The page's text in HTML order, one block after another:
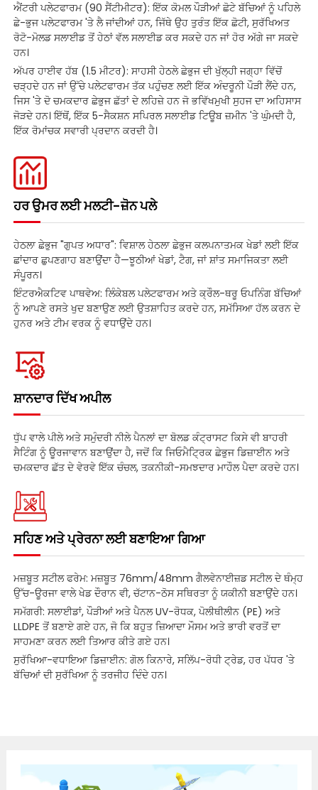
ਐਂਟਰੀ ਪਲੇਟਫਾਰਮ (90 ਸੈਂਟੀਮੀਟਰ): ਇੱਕ ਕੋਮਲ ਪੌੜੀਆਂ ਛੋਟੇ ਬੱਚਿਆਂ ਨੂੰ ਪਹਿਲੇ
ਛੇ-ਭੁਜ ਪਲੇਟਫਾਰਮ 'ਤੇ ਲੈ ਜਾਂਦੀਆਂ ਹਨ, ਜਿੱਥੇ ਉਹ ਤੁਰੰਤ ਇੱਕ ਛੋਟੀ, ਸੁਰੱਖਿਅਤ
ਰੋਟੋ-ਮੋਲਡ ਸਲਾਈਡ ਤੋਂ ਹੇਠਾਂ ਵੱਲ ਸਲਾਈਡ ਕਰ ਸਕਦੇ ਹਨ ਜਾਂ ਹੋਰ ਅੱਗੇ ਜਾ ਸਕਦੇ
ਹਨ।
ਅੱਪਰ ਹਾਈਵ ਹੱਬ (1.5 ਮੀਟਰ): ਸਾਹਸੀ ਹੇਠਲੇ ਛੇਭੁਜ ਦੀ ਖੁੱਲ੍ਹੀ ਜਗ੍ਹਾ ਵਿੱਚੋਂ
ਚੜ੍ਹਦੇ ਹਨ ਜਾਂ ਉੱਚੇ ਪਲੇਟਫਾਰਮ ਤੱਕ ਪਹੁੰਚਣ ਲਈ ਇੱਕ ਅੰਦਰੂਨੀ ਪੌੜੀ ਲੈਂਦੇ ਹਨ,
ਜਿਸ 'ਤੇ ਦੋ ਚਮਕਦਾਰ ਛੇਭੁਜ ਛੱਤਾਂ ਦੇ ਲਹਿਜ਼ੇ ਹਨ ਜੋ ਭਵਿੱਖਮੁਖੀ ਸੁਹਜ ਦਾ ਅਹਿਸਾਸ
ਜੋੜਦੇ ਹਨ। ਇੱਥੋਂ, ਇੱਕ 5-ਸੈਕਸ਼ਨ ਸਪਿਰਲ ਸਲਾਈਡ ਟਿਊਬ ਜ਼ਮੀਨ 'ਤੇ ਘੁੰਮਦੀ ਹੈ,
ਇੱਕ ਰੋਮਾਂਚਕ ਸਵਾਰੀ ਪ੍ਰਦਾਨ ਕਰਦੀ ਹੈ।
ਹਰ ਉਮਰ ਲਈ ਮਲਟੀ-ਜ਼ੋਨ ਪਲੇ
ਹੇਠਲਾ ਛੇਭੁਜ "ਗੁਪਤ ਅਧਾਰ": ਵਿਸ਼ਾਲ ਹੇਠਲਾ ਛੇਭੁਜ ਕਲਪਨਾਤਮਕ ਖੇਡਾਂ ਲਈ ਇੱਕ
ਛਾਂਦਾਰ ਛੁਪਣਗਾਹ ਬਣਾਉਂਦਾ ਹੈ—ਝੂਠੀਆਂ ਖੇਡਾਂ, ਟੈਗ, ਜਾਂ ਸ਼ਾਂਤ ਸਮਾਜਿਕਤਾ ਲਈ
ਸੰਪੂਰਨ।
ਇੰਟਰਐਕਟਿਵ ਪਾਥਵੇਅ: ਲਿੰਕੇਬਲ ਪਲੇਟਫਾਰਮ ਅਤੇ ਕ੍ਰੌਲ-ਥਰੂ ਓਪਨਿੰਗ ਬੱਚਿਆਂ
ਨੂੰ ਆਪਣੇ ਰਸਤੇ ਖੁਦ ਬਣਾਉਣ ਲਈ ਉਤਸ਼ਾਹਿਤ ਕਰਦੇ ਹਨ, ਸਮੱਸਿਆ ਹੱਲ ਕਰਨ ਦੇ
ਹੁਨਰ ਅਤੇ ਟੀਮ ਵਰਕ ਨੂੰ ਵਧਾਉਂਦੇ ਹਨ।
ਸ਼ਾਨਦਾਰ ਦਿੱਖ ਅਪੀਲ
ਧੁੱਪ ਵਾਲੇ ਪੀਲੇ ਅਤੇ ਸਮੁੰਦਰੀ ਨੀਲੇ ਪੈਨਲਾਂ ਦਾ ਬੋਲਡ ਕੰਟ੍ਰਾਸਟ ਕਿਸੇ ਵੀ ਬਾਹਰੀ
ਸੈਟਿੰਗ ਨੂੰ ਊਰਜਾਵਾਨ ਬਣਾਉਂਦਾ ਹੈ, ਜਦੋਂ ਕਿ ਜਿਓਮੈਟ੍ਰਿਕ ਛੇਭੁਜ ਡਿਜ਼ਾਈਨ ਅਤੇ
ਚਮਕਦਾਰ ਛੱਤ ਦੇ ਵੇਰਵੇ ਇੱਕ ਚੰਚਲ, ਤਕਨੀਕੀ-ਸਮਝਦਾਰ ਮਾਹੌਲ ਪੈਦਾ ਕਰਦੇ ਹਨ।
ਸਹਿਣ ਅਤੇ ਪ੍ਰੇਰਨਾ ਲਈ ਬਣਾਇਆ ਗਿਆ
ਮਜ਼ਬੂਤ ​​ਸਟੀਲ ਫਰੇਮ: ਮਜ਼ਬੂਤ ​​76mm/48mm ਗੈਲਵੇਨਾਈਜ਼ਡ ਸਟੀਲ ਦੇ ਥੰਮ੍ਹ
ਉੱਚ-ਊਰਜਾ ਵਾਲੇ ਖੇਡ ਦੌਰਾਨ ਵੀ, ਚੱਟਾਨ-ਠੋਸ ਸਥਿਰਤਾ ਨੂੰ ਯਕੀਨੀ ਬਣਾਉਂਦੇ ਹਨ।
ਸਮੱਗਰੀ: ਸਲਾਈਡਾਂ, ਪੌੜੀਆਂ ਅਤੇ ਪੈਨਲ UV-ਰੋਧਕ, ਪੋਲੀਥੀਲੀਨ (PE) ਅਤੇ
LLDPE ਤੋਂ ਬਣਾਏ ਗਏ ਹਨ, ਜੋ ਕਿ ਬਹੁਤ ਜ਼ਿਆਦਾ ਮੌਸਮ ਅਤੇ ਭਾਰੀ ਵਰਤੋਂ ਦਾ
ਸਾਹਮਣਾ ਕਰਨ ਲਈ ਤਿਆਰ ਕੀਤੇ ਗਏ ਹਨ।
ਸੁਰੱਖਿਆ-ਵਧਾਇਆ ਡਿਜ਼ਾਈਨ: ਗੋਲ ਕਿਨਾਰੇ, ਸਲਿੱਪ-ਰੋਧੀ ਟ੍ਰੇਡ, ਹਰ ਪੱਧਰ 'ਤੇ
ਬੱਚਿਆਂ ਦੀ ਸੁਰੱਖਿਆ ਨੂੰ ਤਰਜੀਹ ਦਿੰਦੇ ਹਨ।